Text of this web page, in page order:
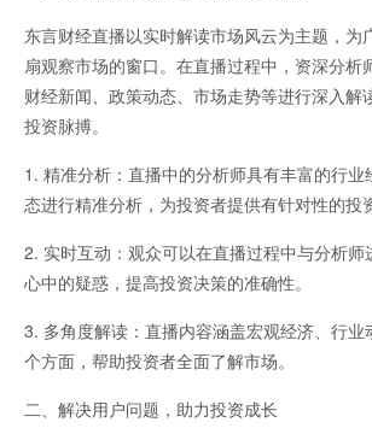
东言财经直播以实时解读市场风云为主题，为
扇观察市场的窗口。在直播过程中，资深分析
财经新闻、政策动态、市场走势等进行深入解
投资脉搏。
1. 精准分析：直播中的分析师具有丰富的行业
态进行精准分析，为投资者提供有针对性的投
2. 实时互动：观众可以在直播过程中与分析
心中的疑惑，提高投资决策的准确性。
3. 多角度解读：直播内容涵盖宏观经济、行业
个方面，帮助投资者全面了解市场。
二、解决用户问题，助力投资成长